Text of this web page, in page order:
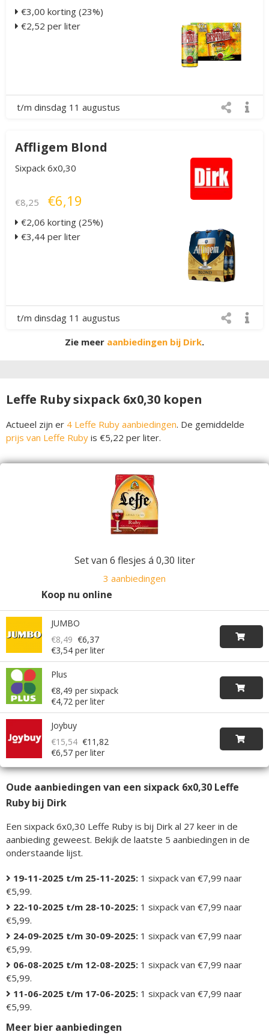
€3,00 korting (23%)
€2,52 per liter
t/m dinsdag 11 augustus
Affligem Blond
Sixpack 6x0,30
€8,25 €6,19
€2,06 korting (25%)
€3,44 per liter
t/m dinsdag 11 augustus
Zie meer aanbiedingen bij Dirk.
Leffe Ruby sixpack 6x0,30 kopen
Actueel zijn er 4 Leffe Ruby aanbiedingen. De gemiddelde
prijs van Leffe Ruby is €5,22 per liter.
Set van 6 flesjes á 0,30 liter
3 aanbiedingen
Koop nu online
JUMBO
€8,49 €6,37
€3,54 per liter
Plus
€8,49 per sixpack
€4,72 per liter
Joybuy
€15,54 €11,82
€6,57 per liter
Oude aanbiedingen van een sixpack 6x0,30 Leffe
Ruby bij Dirk
Een sixpack 6x0,30 Leffe Ruby is bij Dirk al 27 keer in de
aanbieding geweest. Bekijk de laatste 5 aanbiedingen in de
onderstaande lijst.
19-11-2025 t/m 25-11-2025: 1 sixpack van €7,99 naar
€5,99.
22-10-2025 t/m 28-10-2025: 1 sixpack van €7,99 naar
€5,99.
24-09-2025 t/m 30-09-2025: 1 sixpack van €7,99 naar
€5,99.
06-08-2025 t/m 12-08-2025: 1 sixpack van €7,99 naar
€5,99.
11-06-2025 t/m 17-06-2025: 1 sixpack van €7,99 naar
€5,99.
Meer bier aanbiedingen